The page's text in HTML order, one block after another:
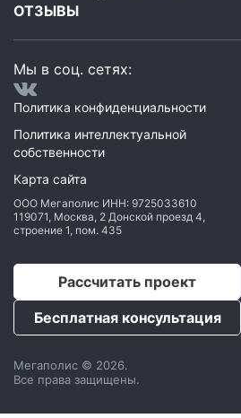
ОТЗЫВЫ
Мы в соц. сетях:
Политика конфиденциальности
Политика интеллектуальной
собственности
Карта сайта
ООО Мегаполис ИНН: 9725033610
119071, Москва, 2 Донской проезд 4,
строение 1, пом. 435
Рассчитать проект
Бесплатная консультация
Мегаполис © 2026.
Все права защищены.